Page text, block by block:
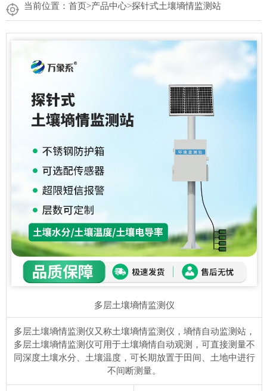
当前位置： 首页>产品中心>探针式土壤墒情监测站
多层土壤墒情监测仪
多层土壤墒情监测仪又称土壤墒情监测仪，墒情自动监测站，
多层土壤墒情监测仪可用于土壤墒情自动观测，可直接测量不
同深度土壤水分、土壤温度，可长期放置于田间、土地中进行
不间断测量。